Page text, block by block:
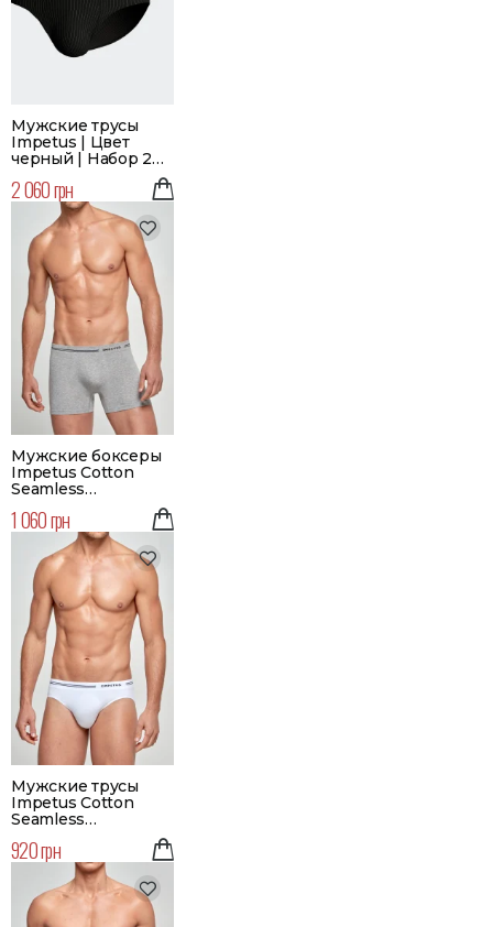
Мужские трусы
Impetus | Цвет
черный | Набор 2
2 060 грн
Мужские боксеры
Impetus Cotton
Seamless
серый
1 060 грн
Мужские трусы
Impetus Cotton
Seamless
белый
920 грн